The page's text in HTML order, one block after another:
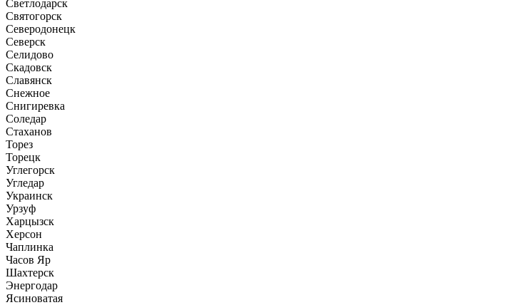
Светлодарск
Святогорск
Северодонецк
Северск
Селидово
Скадовск
Славянск
Снежное
Снигиревка
Соледар
Стаханов
Торез
Торецк
Углегорск
Угледар
Украинск
Урзуф
Харцызск
Херсон
Чаплинка
Часов Яр
Шахтерск
Энергодар
Ясиноватая